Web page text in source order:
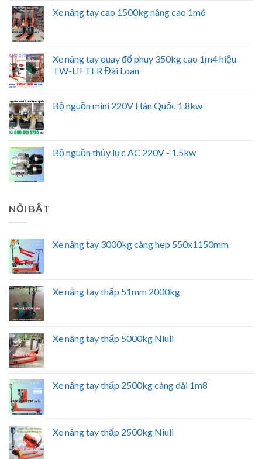
Xe nâng tay cao 1500kg nâng cao 1m6
Xe nâng tay quay đổ phuy 350kg cao 1m4 hiệu
TW-LIFTER Đài Loan
Bộ nguồn mini 220V Hàn Quốc 1.8kw
Bộ nguồn thủy lực AC 220V - 1.5kw
NỔI BẬT
Xe nâng tay 3000kg càng hẹp 550x1150mm
Xe nâng tay thấp 51mm 2000kg
Xe nâng tay thấp 5000kg Niuli
Xe nâng tay thấp 2500kg càng dài 1m8
Xe nâng tay thấp 2500kg Niuli